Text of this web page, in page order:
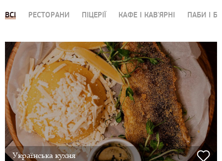
ВСІ РЕСТОРАНИ ПІЦЕРІЇ КАФЕ І КАВ'ЯРНІ ПАБИ І
Українська кухня